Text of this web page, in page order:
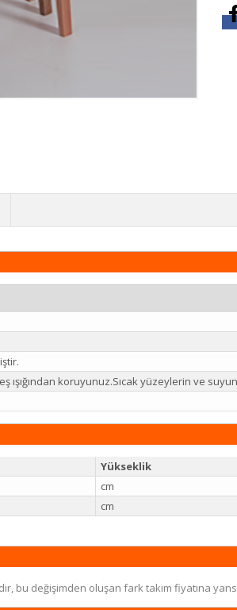
ışığından koruyunuz.Sıcak yüzeylerin ve
Yükseklik
cm
cm
bu değişimden oluşan fark takım fiyatına